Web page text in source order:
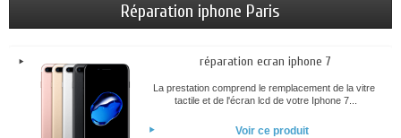
Réparation iphone Paris
réparation ecran iphone 7
La prestation comprend le remplacement de la vitre
tactile et de l'écran lcd de votre Iphone 7...
Voir ce produit